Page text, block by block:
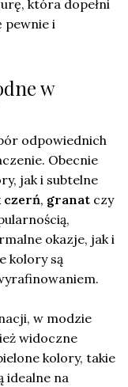
która dopełni
pewnie i
w
odpowiednich
Obecnie
jak i subtelne
czerń, granat czy
okazje, jak i
kolory są
w modzie
widoczne
kolory, takie
idealne na